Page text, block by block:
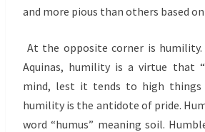
and more pious than others based
At the opposite corner is
Aquinas, humility is a virtue that
mind, lest it tends to high things
humility is the antidote of pride.
word “humus” meaning soil.